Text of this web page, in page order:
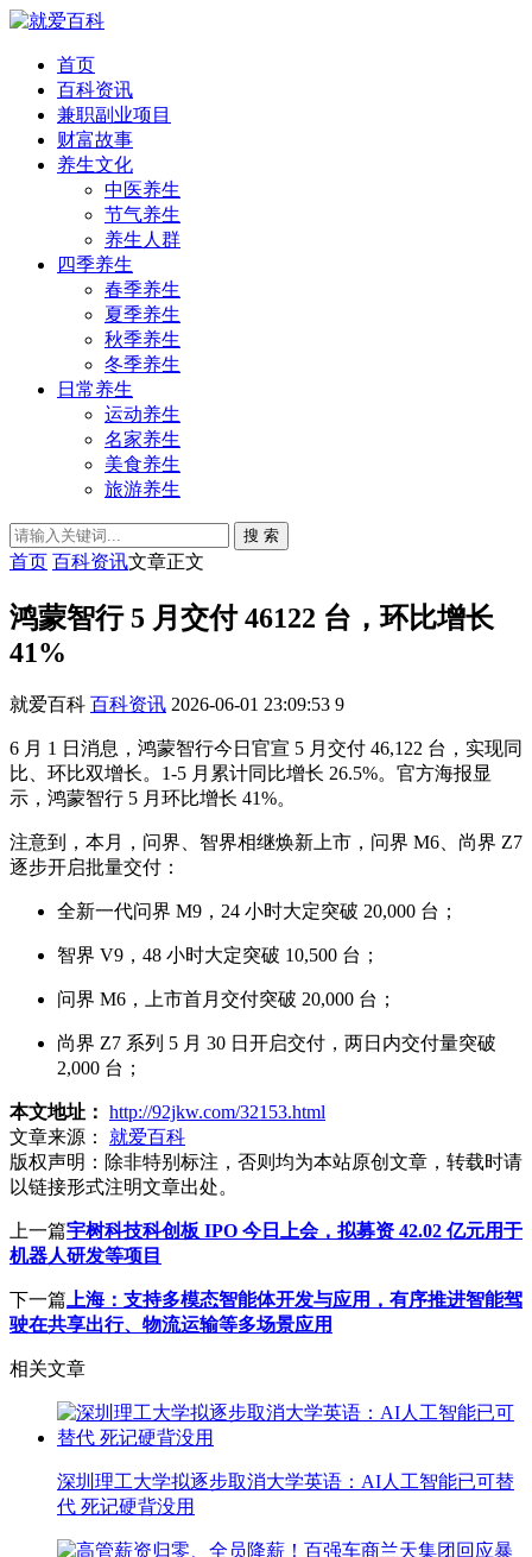
首页
百科资讯
兼职副业项目
财富故事
养生文化
中医养生
节气养生
养生人群
四季养生
春季养生
夏季养生
秋季养生
冬季养生
日常养生
运动养生
名家养生
美食养生
旅游养生
搜 索
首页 百科资讯文章正文
鸿蒙智行 5 月交付 46122 台，环比增长
41%
就爱百科 百科资讯 2026-06-01 23:09:53 9
6 月 1 日消息，鸿蒙智行今日官宣 5 月交付 46,122 台，实现同
比、环比双增长。1-5 月累计同比增长 26.5%。官方海报显
示，鸿蒙智行 5 月环比增长 41%。
注意到，本月，问界、智界相继焕新上市，问界 M6、尚界 Z7
逐步开启批量交付：
全新一代问界 M9，24 小时大定突破 20,000 台；
智界 V9，48 小时大定突破 10,500 台；
问界 M6，上市首月交付突破 20,000 台；
尚界 Z7 系列 5 月 30 日开启交付，两日内交付量突破
2,000 台；
本文地址： http://92jkw.com/32153.html
文章来源：
就爱百科
版权声明： 除非特别标注，否则均为本站原创文章，转载时请
以链接形式注明文章出处。
上一篇宇树科技科创板 IPO 今日上会，拟募资 42.02 亿元用于
机器人研发等项目
下一篇 上海：支持多模态智能体开发与应用，有序推进智能驾
驶在共享出行、物流运输等多场景应用
相关文章
深圳理工大学拟逐步取消大学英语：AI人工智能已可替
代 死记硬背没用